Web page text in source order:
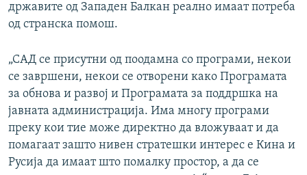
државите од Западен Балкан реално имаат потреба
од странска помош.
„САД се присутни од поодамна со програми, некои
се завршени, некои се отворени како Програмата
за обнова и развој и Програмата за поддршка на
јавната администрација. Има многу програми
преку кои тие може директно да вложуваат и да
помагаат зашто нивен стратешки интерес е Кина и
Русија да имаат што помалку простор, а да се